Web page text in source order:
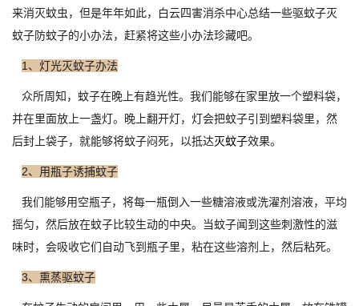
来消灭蚊虫，但是年年如此，白云四害消杀中心总结一些驱蚊子灭
蚊子防蚊子的小办法，赶紧将这些小办法珍藏吧。
1、灯光灭蚊子办法
众所周知，蚊子在晚上有趋光性。我们能够在家里放一个塑料袋，
并在里面放上一盏灯。晚上翻开灯，灯会把蚊子引到塑料袋里，然
后封上袋子，就能够将蚊子闷死，以抵达灭蚊子效果。
2、用瓶子诱捕蚊子
我们能够用空瓶子，将每一瓶倒入一些糖溶液或洗濯剂溶液，平均
摇匀，然后放在蚊子比较生动的中央。当蚊子闻到这些刺激性的滋
味时，会吸收它们自动飞到瓶子里，粘在这些溶剂上，然后粘死。
3、熏蒸驱蚊子